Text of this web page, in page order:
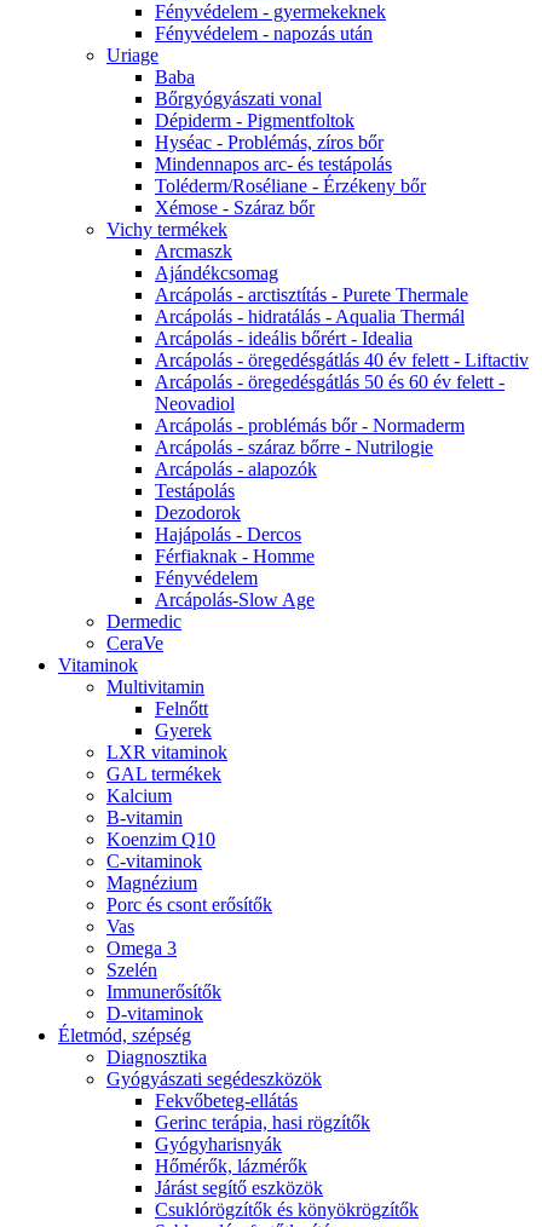
Fényvédelem - gyermekeknek
Fényvédelem - napozás után
Uriage
Baba
Bőrgyógyászati vonal
Dépiderm - Pigmentfoltok
Hyséac - Problémás, zíros bőr
Mindennapos arc- és testápolás
Toléderm/Roséliane - Érzékeny bőr
Xémose - Száraz bőr
Vichy termékek
Arcmaszk
Ajándékcsomag
Arcápolás - arctisztítás - Purete Thermale
Arcápolás - hidratálás - Aqualia Thermál
Arcápolás - ideális bőrért - Idealia
Arcápolás - öregedésgátlás 40 év felett - Liftactiv
Arcápolás - öregedésgátlás 50 és 60 év felett -
Neovadiol
Arcápolás - problémás bőr - Normaderm
Arcápolás - száraz bőrre - Nutrilogie
Arcápolás - alapozók
Testápolás
Dezodorok
Hajápolás - Dercos
Férfiaknak - Homme
Fényvédelem
Arcápolás-Slow Age
Dermedic
CeraVe
Vitaminok
Multivitamin
Felnőtt
Gyerek
LXR vitaminok
GAL termékek
Kalcium
B-vitamin
Koenzim Q10
C-vitaminok
Magnézium
Porc és csont erősítők
Vas
Omega 3
Szelén
Immunerősítők
D-vitaminok
Életmód, szépség
Diagnosztika
Gyógyászati segédeszközök
Fekvőbeteg-ellátás
Gerinc terápia, hasi rögzítők
Gyógyharisnyák
Hőmérők, lázmérők
Járást segítő eszközök
Csuklórögzítők és könyökrögzítők